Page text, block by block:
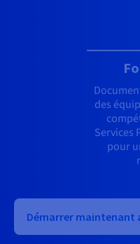
des
Services
pour
Démarrer maintenant